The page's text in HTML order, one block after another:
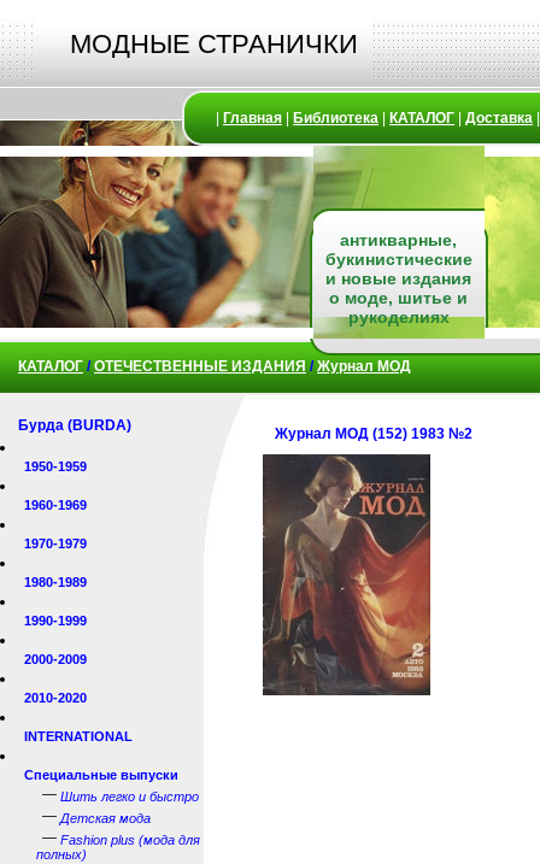
МОДНЫЕ СТРАНИЧКИ
Главная Библиотека КАТАЛОГ Доставка
антикварные,
букинистические
и новые издания
о моде, шитье и
рукоделиях
КАТАЛОГ /ОТЕЧЕСТВЕННЫЕ ИЗДАНИЯ /Журнал МОД
Бурда (BURDA)
1950-1959
1960-1969
1970-1979
1980-1989
1990-1999
2000-2009
2010-2020
INTERNATIONAL
Специальные выпуски
— Шить легко и быстро
— Детская мода
— Fashion plus (мода для
полных)
Журнал МОД (152) 1983 №2